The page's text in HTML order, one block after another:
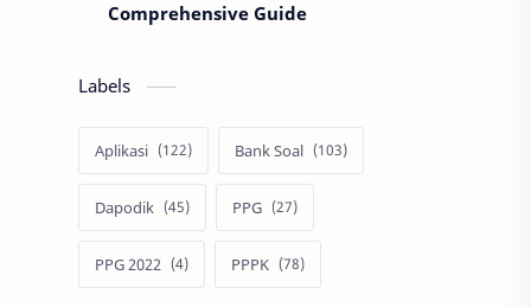
Comprehensive Guide
Labels
Aplikasi Bank Soal
Dapodik PPG
PPG 2022 PPPK